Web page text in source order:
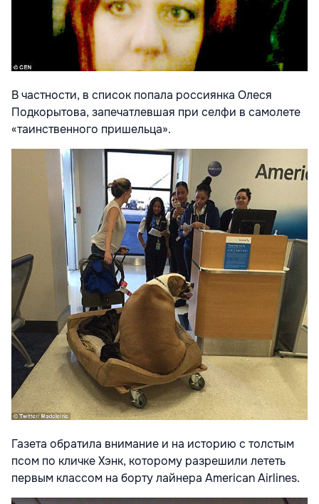
В частности, в список попала россиянка Олеся
Подкорытова, запечатлевшая при селфи в самолете
«таинственного пришельца».
Газета обратила внимание и на историю с толстым
псом по кличке Хэнк, которому разрешили лететь
первым классом на борту лайнера American Airlines.